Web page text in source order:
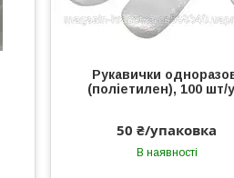
Рукавички
(поліетилен), 100 шт/
50 ₴/упаковка
В наявності